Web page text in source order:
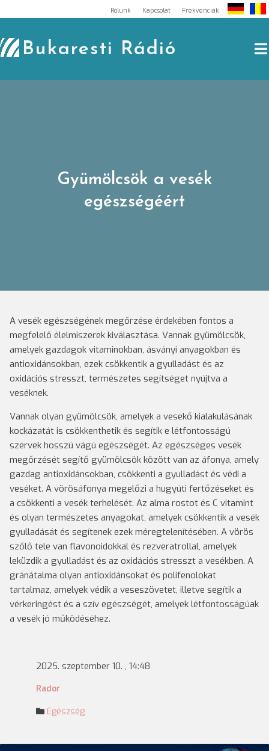
to
content
Rólunk Kapcsolat Frekvenciák
Bukaresti Rádió
Gyümölcsök a vesék
egészségéért
A vesék egészségének megőrzése érdekében fontos a
megfelelő élelmiszerek kiválasztása. Vannak gyümölcsök,
amelyek gazdagok vitaminokban, ásványi anyagokban és
antioxidánsokban, ezek csökkentik a gyulladást és az
oxidációs stresszt, természetes segítséget nyújtva a
veséknek.
Vannak olyan gyümölcsök, amelyek a vesekő kialakulásának
kockázatát is csökkenthetik és segítik e létfontosságú
szervek hosszú vágú egészségét. Az egészséges vesék
megőrzését segítő gyümölcsök között van az áfonya, amely
gazdag antioxidánsokban, csökkenti a gyulladást és védi a
veséket. A vörösáfonya megelőzi a hugyúti fertőzéseket és
a csökkenti a vesék terhelését. Az alma rostot és C vitamint
és olyan természetes anyagokat, amelyek csökkentik a vesék
gyulladását és segítenek ezek méregtelenítésében. A vörös
szőlő tele van flavonoidokkal és rezveratrollal, amelyek
leküzdik a gyulladást és az oxidációs stresszt a vesékben. A
gránátalma olyan antioxidánsokat és polifenolokat
tartalmaz, amelyek védik a veseszövetet, illetve segítik a
vérkeringést és a szív egészségét, amelyek létfontosságúak
a vesék jó működéséhez.
2025. szeptember 10. , 14:48
Rador
Egészség